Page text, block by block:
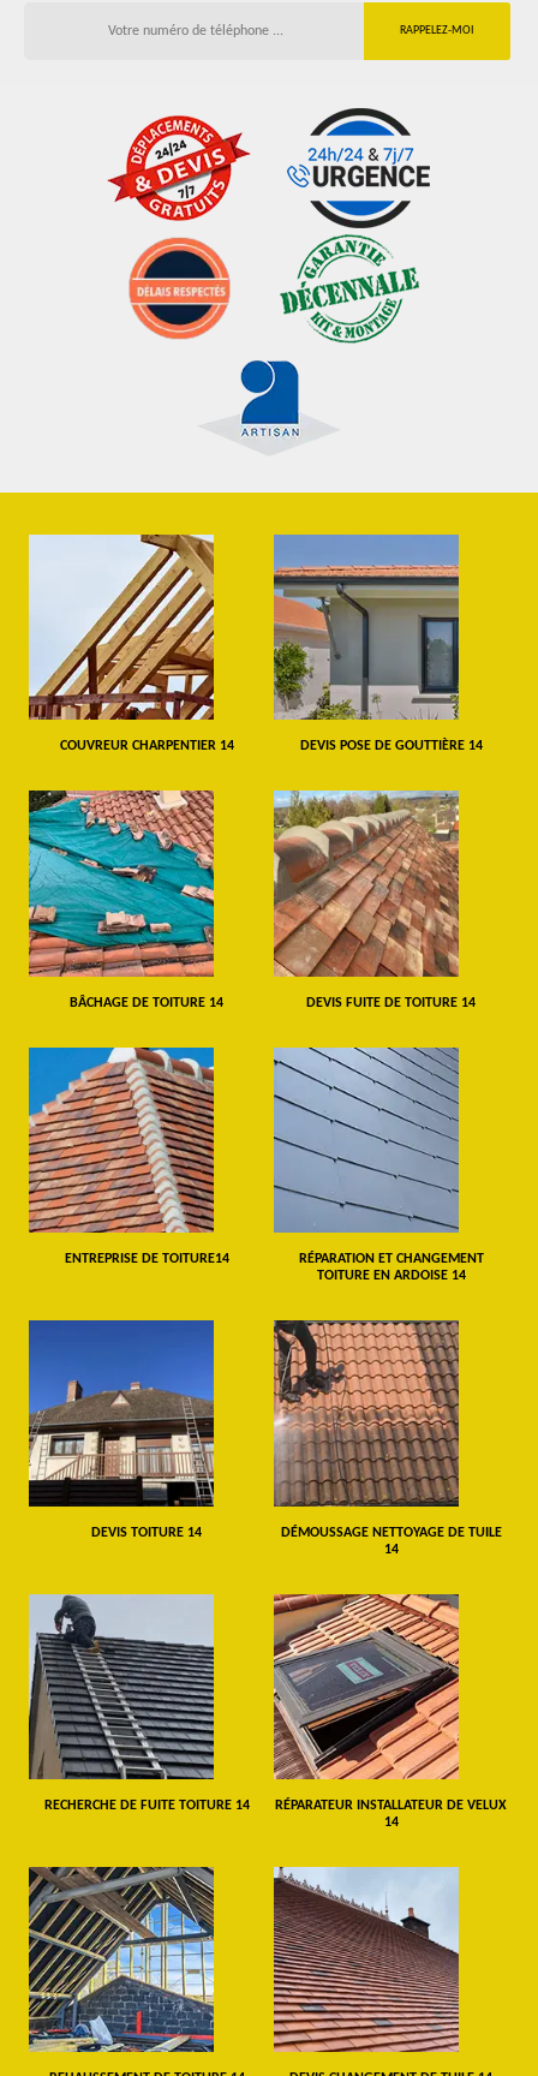
COUVREUR CHARPENTIER 14 DEVIS POSE DE GOUTTIÈRE 14
BÂCHAGE DE TOITURE 14 DEVIS FUITE DE TOITURE 14
ENTREPRISE DE TOITURE14
RÉPARATION ET CHANGEMENT
TOITURE EN ARDOISE 14
DEVIS TOITURE 14
DÉMOUSSAGE NETTOYAGE DE TUILE
14
RECHERCHE DE FUITE TOITURE 14
RÉPARATEUR INSTALLATEUR DE VELUX
14